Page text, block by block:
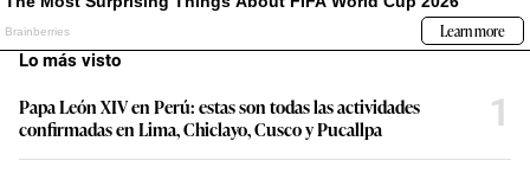
Lo más visto
Papa León XIV en Perú: estas son todas las actividades
confirmadas en Lima, Chiclayo, Cusco y Pucallpa
1